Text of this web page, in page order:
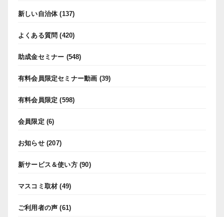
新しい自治体(137)
よくある質問 (420)
助成金セミナー (548)
有料会員限定セミナー動画 (39)
有料会員限定 (598)
会員限定 (6)
お知らせ(207)
新サービス＆使い方(90)
マスコミ取材 (49)
ご利用者の声 (61)